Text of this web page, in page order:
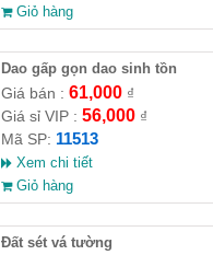
Giỏ hàng
Dao gấp gọn dao sinh tồn
Giá bán : 61,000₫
Giá sỉ VIP : 56,000₫
Mã SP: 11513
Xem chi tiết
Giỏ hàng
Đất sét vá tường